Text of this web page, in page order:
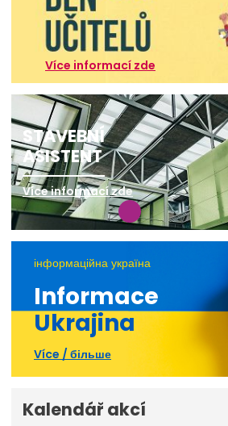
Více informací zde
STAVEBNÍ
ASISTENT
Více informací zde
інформаційна україна
Informace
Ukrajina
Více / більше
Kalendář akcí